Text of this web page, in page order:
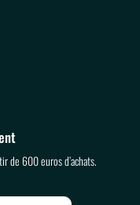
de 600 euros d’achats.